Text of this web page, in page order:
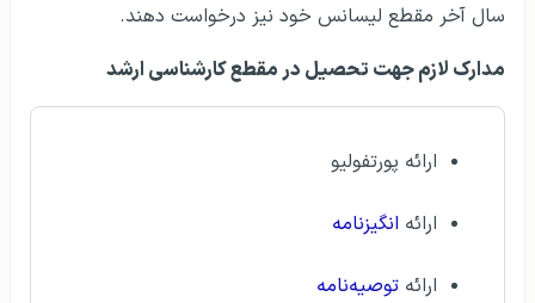
سال آخر مقطع لیسانس خود نیز درخواست دهند.
مدارک لازم جهت تحصیل در مقطع کارشناسی ارشد
ارائه پورتفولیو
ارائه انگیزنامه
ارائه توصیه‌نامه